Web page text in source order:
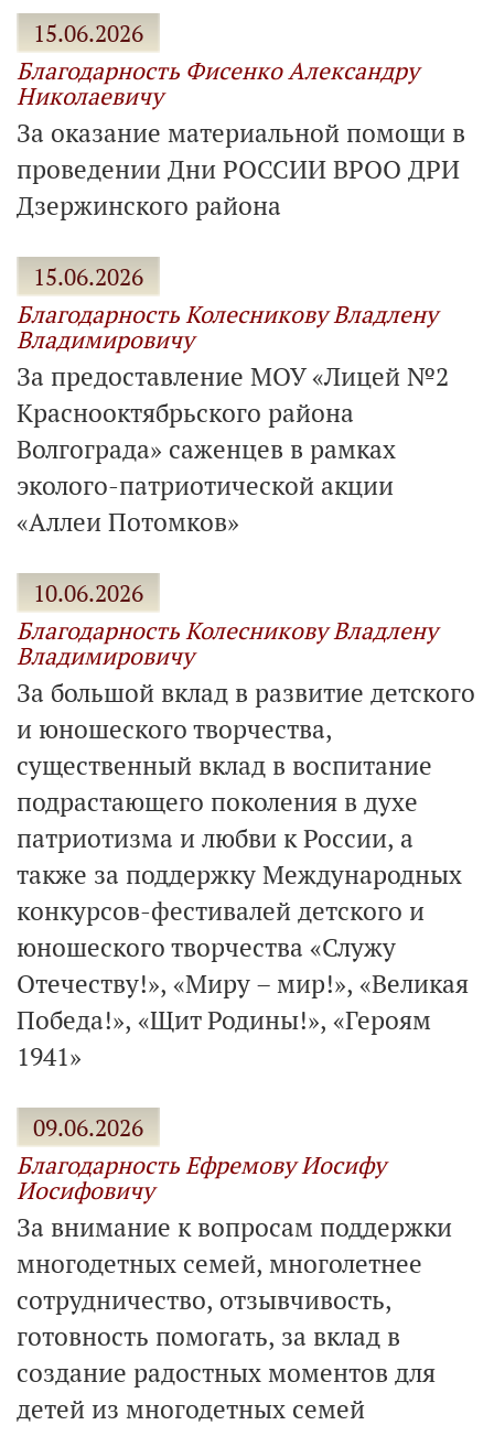
15.06.2026
Благодарность Фисенко Александру
Николаевичу
За оказание материальной помощи в
проведении Дни РОССИИ ВРОО ДРИ
Дзержинского района
15.06.2026
Благодарность Колесникову Владлену
Владимировичу
За предоставление МОУ «Лицей №2
Краснооктябрьского района
Волгограда» саженцев в рамках
эколого-патриотической акции
«Аллеи Потомков»
10.06.2026
Благодарность Колесникову Владлену
Владимировичу
За большой вклад в развитие детского
и юношеского творчества,
существенный вклад в воспитание
подрастающего поколения в духе
патриотизма и любви к России, а
также за поддержку Международных
конкурсов-фестивалей детского и
юношеского творчества «Служу
Отечеству!», «Миру – мир!», «Великая
Победа!», «Щит Родины!», «Героям
1941»
09.06.2026
Благодарность Ефремову Иосифу
Иосифовичу
За внимание к вопросам поддержки
многодетных семей, многолетнее
сотрудничество, отзывчивость,
готовность помогать, за вклад в
создание радостных моментов для
детей из многодетных семей